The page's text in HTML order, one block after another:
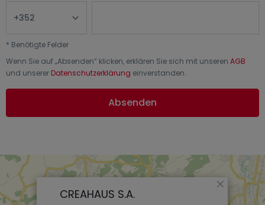
* Benötigte Felder
Wenn Sie auf „Absenden“ klicken, erklären Sie sich mit unseren AGB
und unserer Datenschutzerklärung einverstanden.
Absenden
CREAHAUS S.A.
×